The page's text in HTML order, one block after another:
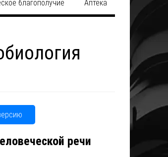
благополучие Аптека
речи